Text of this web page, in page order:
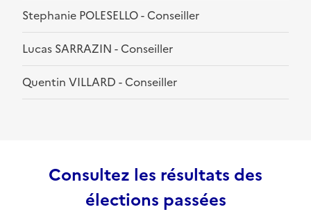
Stephanie POLESELLO - Conseiller
Lucas SARRAZIN - Conseiller
Quentin VILLARD - Conseiller
Consultez les résultats des
élections passées